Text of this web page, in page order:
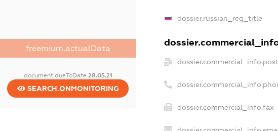
freemium.actualData
document.dueToDate 28.05.21
SEARCH.ONMONITORING
dossier.russian_reg_title
dossier.commercial_info.fax